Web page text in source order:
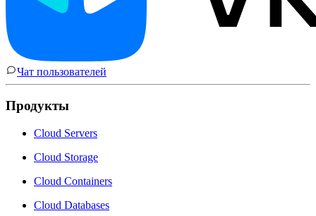
Чат пользователей
Продукты
Cloud Servers
Cloud Storage
Cloud Containers
Cloud Databases